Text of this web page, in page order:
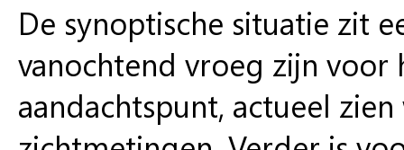
De synoptische situatie zit
vanochtend vroeg zijn
aandachtspunt, actueel